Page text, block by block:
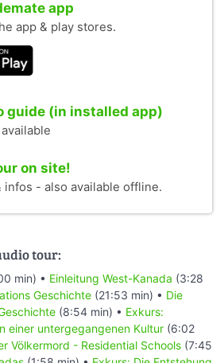
app
app & play stores.
guide (in installed app)
on site!
infos - also available offline.
tour:
min) • Einleitung West-Kanada (3:28
Geschichte (21:53 min) • Die
(8:54 min) • Exkurs:
einer untergegangenen Kultur (6:02
Völkermord - Residential Schools (7:45